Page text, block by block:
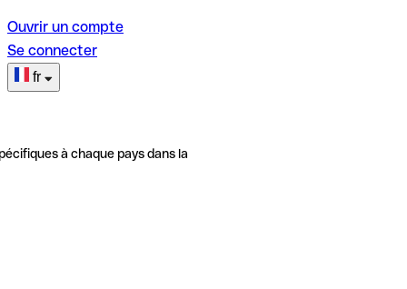
Ouvrir un compte
Se connecter
fr
à chaque pays dans la